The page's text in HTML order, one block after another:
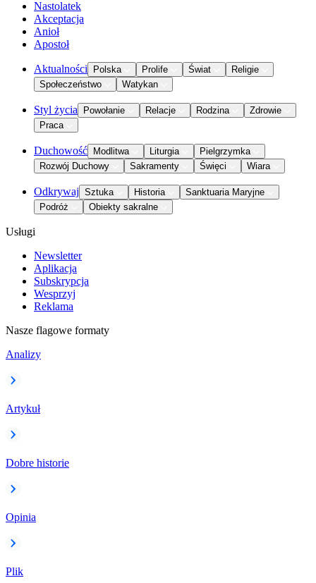
Nastolatek
Akceptacja
Anioł
Apostoł
Aktualności Polska Prolife Świat
Religie
Społeczeństwo
Watykan
Styl życia Powołanie Relacje Rodzina
Zdrowie
Praca
Duchowość Modlitwa Liturgia
Pielgrzymka
Rozwój Duchowy
Sakramenty Święci Wiara
Odkrywaj Sztuka Historia
Sanktuaria Maryjne
Podróż
Obiekty sakralne
Usługi
Newsletter
Aplikacja
Subskrypcja
Wesprzyj
Reklama
Nasze flagowe formaty
Analizy
Artykuł
Dobre historie
Opinia
Plik